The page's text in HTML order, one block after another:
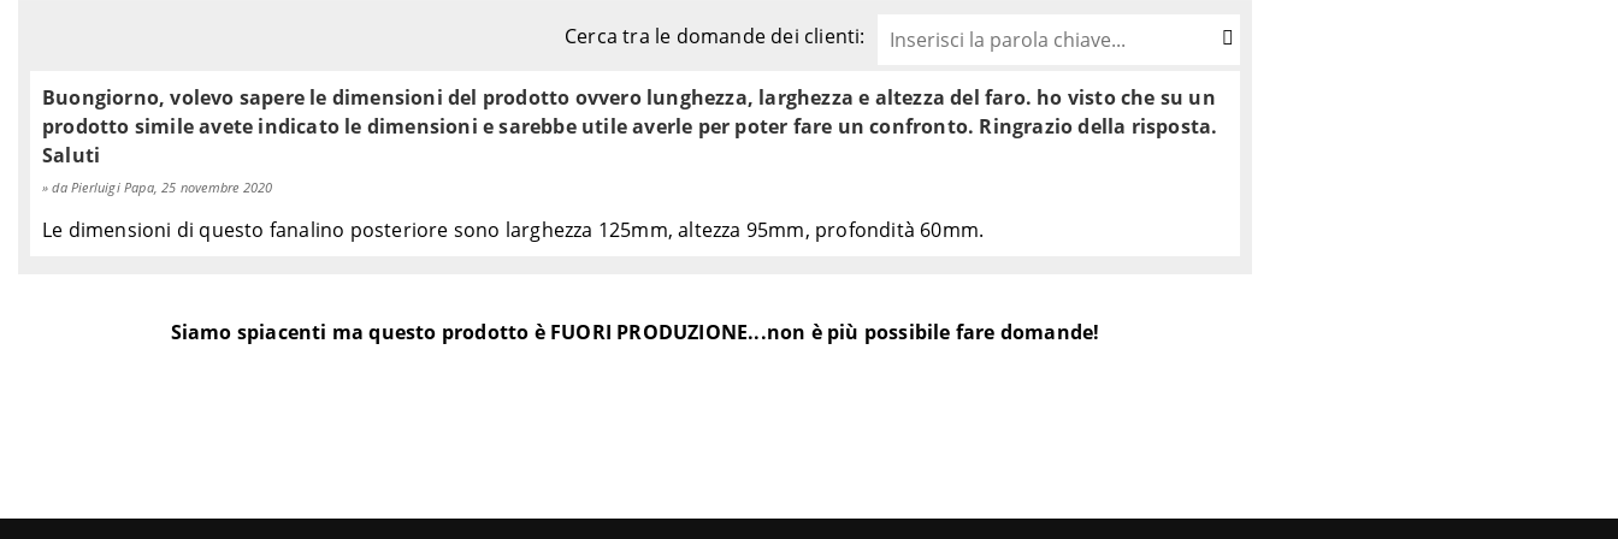
1340 Electra Glide Standard FLHT – DDL
1984-1998
Harley-Davidson TOURING 1340 i.e. Electra Glide Classic FLHTCI – FFR
1996-1998
Harley-Davidson TOURING 1340 i.e. Electra Glide Road King FLHRI - FBR
1996-1997
Harley-Davidson
Harley-Davidson TOURING
Cerca tra le domande dei clienti:
Buongiorno, volevo sapere le dimensioni del prodotto ovvero lunghezza, larghezza e altezza del faro. ho visto che su un
prodotto simile avete indicato le dimensioni e sarebbe utile averle per poter fare un confronto. Ringrazio della risposta.
Saluti
da Pierluigi Papa, 25 novembre 2020
Le dimensioni di questo fanalino posteriore sono larghezza 125mm, altezza 95mm, profondità 60mm.
Siamo spiacenti ma questo prodotto è FUORI PRODUZIONE...non è più possibile fare domande!